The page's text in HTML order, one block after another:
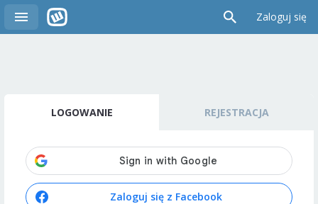
Zaloguj się
LOGOWANIE REJESTRACJA
Zaloguj się z Facebook